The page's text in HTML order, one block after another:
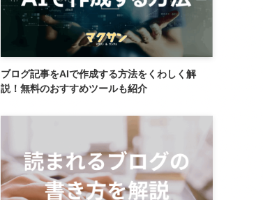
ブログ記事をAIで作成する方法をくわしく解
説！無料のおすすめツールも紹介